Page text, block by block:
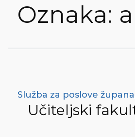
Oznaka:
Služba za poslove župana
Učiteljski